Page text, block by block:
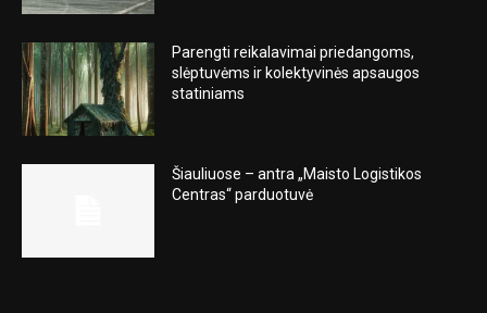
Parengti reikalavimai priedangoms,
slėptuvėms ir kolektyvinės apsaugos
statiniams
Šiauliuose – antra „Maisto Logistikos
Centras“ parduotuvė